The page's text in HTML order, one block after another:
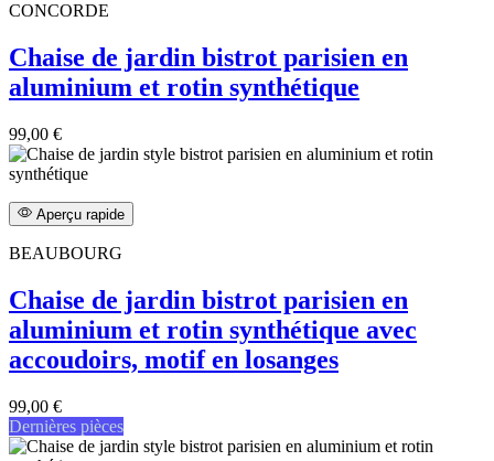
CONCORDE
Chaise de jardin bistrot parisien en
aluminium et rotin synthétique
99,00 €
Aperçu rapide
BEAUBOURG
Chaise de jardin bistrot parisien en
aluminium et rotin synthétique avec
accoudoirs, motif en losanges
99,00 €
Dernières pièces